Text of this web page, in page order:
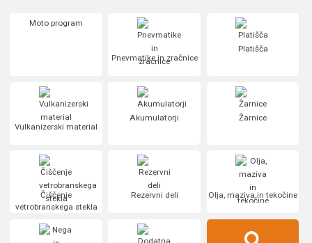
Moto program
Pnevmatike in zračnice
Platišča
Vulkanizerski material
Akumulatorji Žarnice
Čiščenje
vetrobranskega stekla
Rezervni deli Olja, maziva in tekočine